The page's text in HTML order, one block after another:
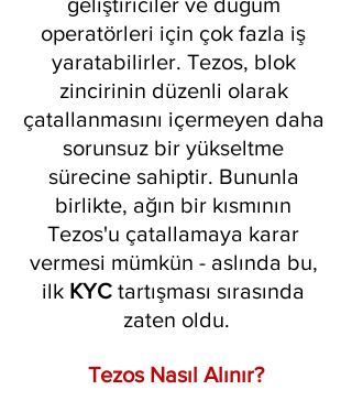
operatörleri için çok fazla iş
yaratabilirler. Tezos, blok
zincirinin düzenli olarak
çatallanmasını içermeyen daha
sorunsuz bir yükseltme
sürecine sahiptir. Bununla
birlikte, ağın bir kısmının
Tezos'u çatallamaya karar
vermesi mümkün - aslında bu,
ilk KYC tartışması sırasında
zaten oldu.
Tezos Nasıl Alınır?